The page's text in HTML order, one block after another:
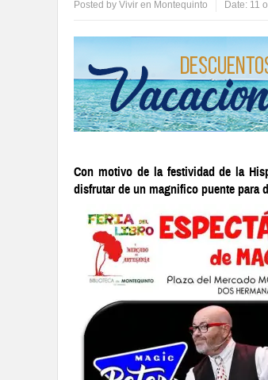
Posted by Vivir en Montequinto Date: 11
Con motivo de la festividad de la
disfrutar de un magnifico puente para